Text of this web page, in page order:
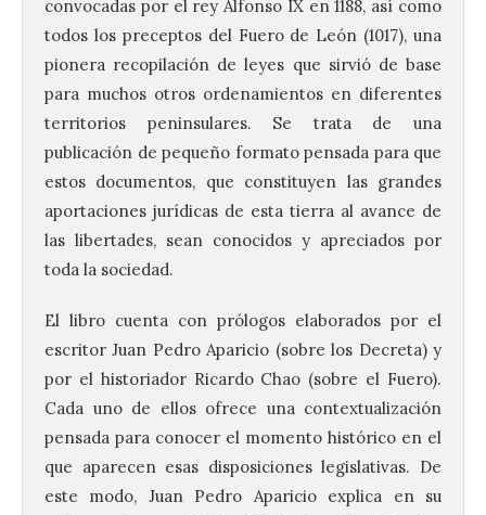
convocadas por el rey Alfonso IX en 1188, así como
todos los preceptos del Fuero de León (1017), una
pionera recopilación de leyes que sirvió de base
para muchos otros ordenamientos en diferentes
territorios peninsulares. Se trata de una
publicación de pequeño formato pensada para que
estos documentos, que constituyen las grandes
aportaciones jurídicas de esta tierra al avance de
las libertades, sean conocidos y apreciados por
toda la sociedad.
El libro cuenta con prólogos elaborados por el
escritor Juan Pedro Aparicio (sobre los Decreta) y
por el historiador Ricardo Chao (sobre el Fuero).
Cada uno de ellos ofrece una contextualización
pensada para conocer el momento histórico en el
que aparecen esas disposiciones legislativas. De
este modo, Juan Pedro Aparicio explica en su